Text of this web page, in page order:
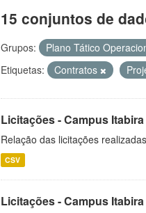
15 conjuntos de
Grupos: Plano Tático
Etiquetas:
Contratos
Licitações - Campus
Relação das licitações
CSV
Licitações - Campus